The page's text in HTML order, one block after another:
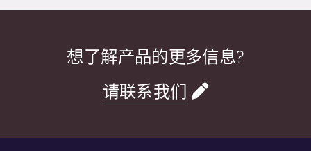
想了解产品的更多信息?
请联系我们